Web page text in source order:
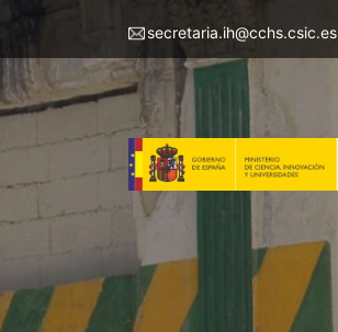
main
content
Menu
left
secretaria.ih@cchs.csic.es